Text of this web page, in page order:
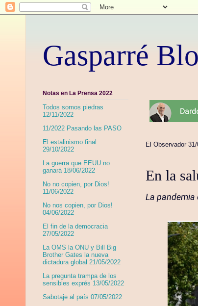
Gasparré
El Observador
En la
La pandemia
Notas en La Prensa 2022
Todos somos piedras
12/11/2022
11/2022 Pasando las PASO
El estalinismo final
29/10/2022
La guerra que EEUU no
ganará 18/06/2022
No no copien, por Dios!
11/06/2022
No nos copien, por Dios!
04/06/2022
El fin de la democracia
27/05/2022
La OMS la ONU y Bill Big
Brother Gates la nueva
dictadura global 21/05/2022
La pregunta trampa de los
sensibles exprés 13/05/2022
Sabotaje al país 07/05/2022